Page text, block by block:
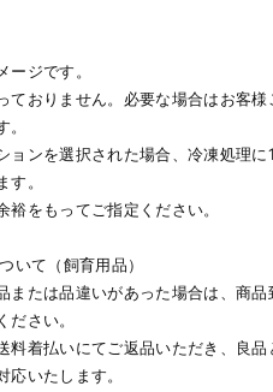
ージです。
ておりません。必要な場合はお客様
ョンを選択された場合、冷凍処理に
。
をもってご指定ください。
いて（飼育用品）
または品違いがあった場合は、商
ださい。
料着払いにてご返品いただき、良品
応いたします。